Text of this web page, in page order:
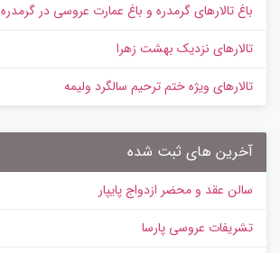
باغ تالارهای گرمدره و باغ عمارت عروسی در گرمدره
تالارهای نزدیک بهشت زهرا
تالارهای ویژه ختم ترحیم سالگرد ولیمه
آخرین های ثبت شده
سالن عقد و محضر ازدواج پایپار
تشریفات عروسی پارسا